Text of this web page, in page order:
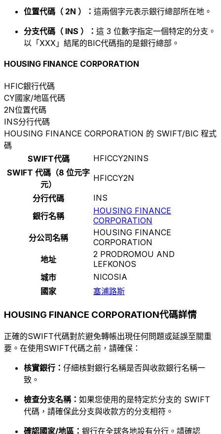
位置代碼（ 2N ）： 這兩個字元表示銀行總部所在地。
分支代碼（ INS ）： 這 3 位數字指定一個特定的分支。
以「XXX」結尾的BIC代碼指的是銀行總部。
HOUSING FINANCE CORPORATION
HFIC銀行代碼
CY國家/地區代碼
2N位置代碼
INS分行代碼
HOUSING FINANCE CORPORATION 的 SWIFT/BIC 程式
碼
SWIFT代碼
HFICCY2NINS
SWIFT 代碼（8 位元字
元）
HFICCY2N
分行代碼
INS
銀行名稱
HOUSING FINANCE
CORPORATION
分公司名稱
HOUSING FINANCE
CORPORATION
地址
2 PRODROMOU AND
LEFKONOS
城市
NICOSIA
國家
塞浦路斯
HOUSING FINANCE CORPORATION代碼詳情
正確的SWIFT代碼對於避免轉帳出現任何問題或延誤至關重
要。在使用SWIFT代碼之前，請確保：
核實銀行： 仔細核對銀行名稱是否與收款銀行名稱一
致。
檢查分支名稱： 如果您使用的是特定於分支的 SWIFT
代碼，請確保此分支與收款方的分支相符。
確認國家/地區： 銀行在全球各地設有分行。請確認